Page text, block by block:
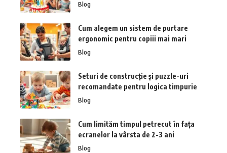
Blog
Cum alegem un sistem de purtare
ergonomic pentru copiii mai mari
Blog
Seturi de construcție și puzzle-uri
recomandate pentru logica timpurie
Blog
Cum limităm timpul petrecut în fața
ecranelor la vârsta de 2-3 ani
Blog